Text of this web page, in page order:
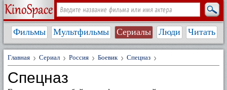
Фильмы Мультфильмы Сериалы Люди Читать
Главная Сериал Россия Боевик Спецназ
Спецназ